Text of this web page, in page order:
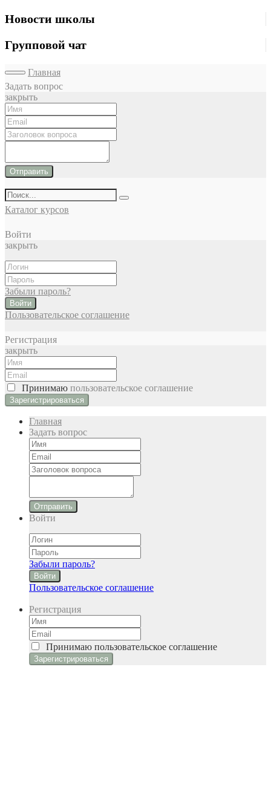
Новости школы
Групповой чат
Главная
Задать вопрос
закрыть
Отправить
Каталог курсов
Войти
закрыть
Забыли пароль?
Войти
Пользовательское соглашение
Регистрация
закрыть
Принимаю пользовательское соглашение
Главная
Задать вопрос
Отправить
Войти
Забыли пароль?
Войти
Пользовательское соглашение
Регистрация
Принимаю пользовательское соглашение